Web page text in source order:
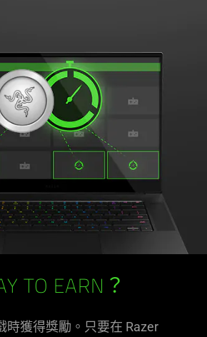
TO EARN？
時獲得獎勵。只要在 Razer